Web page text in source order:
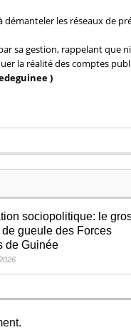
démanteler les réseaux de
sa gestion, rappelant que
la réalité des comptes
)
sociopolitique: le
gueule des Forces
de Guinée